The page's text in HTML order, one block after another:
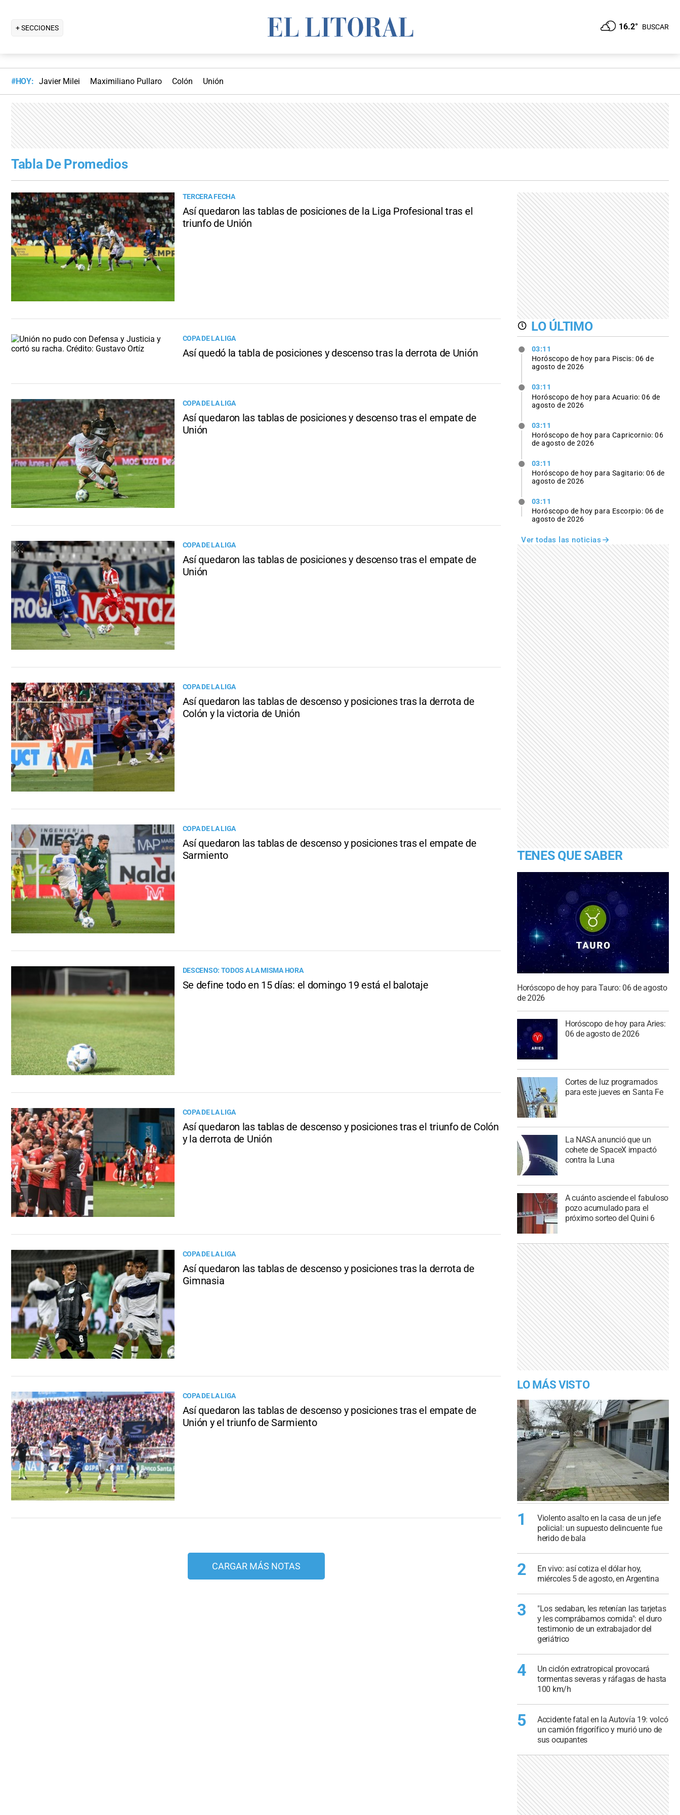
+ SECCIONES 16.2° BUSCAR
#HOY: Javier Milei Maximiliano Pullaro Colón Unión
Tabla De Promedios
TERCERA FECHA
Así quedaron las tablas de posiciones de la Liga Profesional tras el
triunfo de Unión
COPA DE LA LIGA
Así quedó la tabla de posiciones y descenso tras la derrota de Unión
COPA DE LA LIGA
Así quedaron las tablas de posiciones y descenso tras el empate de
Unión
COPA DE LA LIGA
Así quedaron las tablas de posiciones y descenso tras el empate de
Unión
COPA DE LA LIGA
Así quedaron las tablas de descenso y posiciones tras la derrota de
Colón y la victoria de Unión
COPA DE LA LIGA
Así quedaron las tablas de descenso y posiciones tras el empate de
Sarmiento
DESCENSO: TODOS A LA MISMA HORA
Se define todo en 15 días: el domingo 19 está el balotaje
COPA DE LA LIGA
Así quedaron las tablas de descenso y posiciones tras el triunfo de Colón
y la derrota de Unión
COPA DE LA LIGA
Así quedaron las tablas de descenso y posiciones tras la derrota de
Gimnasia
COPA DE LA LIGA
Así quedaron las tablas de descenso y posiciones tras el empate de
Unión y el triunfo de Sarmiento
CARGAR MÁS NOTAS
LO ÚLTIMO
03:11
Horóscopo de hoy para Piscis: 06 de
agosto de 2026
03:11
Horóscopo de hoy para Acuario: 06 de
agosto de 2026
03:11
Horóscopo de hoy para Capricornio: 06
de agosto de 2026
03:11
Horóscopo de hoy para Sagitario: 06 de
agosto de 2026
03:11
Horóscopo de hoy para Escorpio: 06 de
agosto de 2026
Ver todas las noticias
TENES QUE SABER
Horóscopo de hoy para Tauro: 06 de agosto
de 2026
Horóscopo de hoy para Aries:
06 de agosto de 2026
Cortes de luz programados
para este jueves en Santa Fe
La NASA anunció que un
cohete de SpaceX impactó
contra la Luna
A cuánto asciende el fabuloso
pozo acumulado para el
próximo sorteo del Quini 6
LO MÁS VISTO
1
Violento asalto en la casa de un jefe
policial: un supuesto delincuente fue
herido de bala
2
En vivo: así cotiza el dólar hoy,
miércoles 5 de agosto, en Argentina
3
"Los sedaban, les retenían las tarjetas
y les comprábamos comida": el duro
testimonio de un extrabajador del
geriátrico
4
Un ciclón extratropical provocará
tormentas severas y ráfagas de hasta
100 km/h
5
Accidente fatal en la Autovía 19: volcó
un camión frigorífico y murió uno de
sus ocupantes